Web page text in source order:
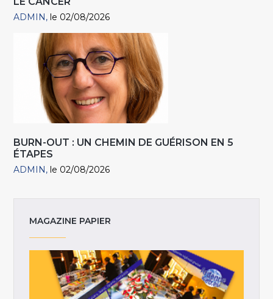
ADMIN le 02/08/2026
BURN-OUT : UN CHEMIN DE GUÉRISON EN 5
ÉTAPES
ADMIN le 02/08/2026
MAGAZINE PAPIER